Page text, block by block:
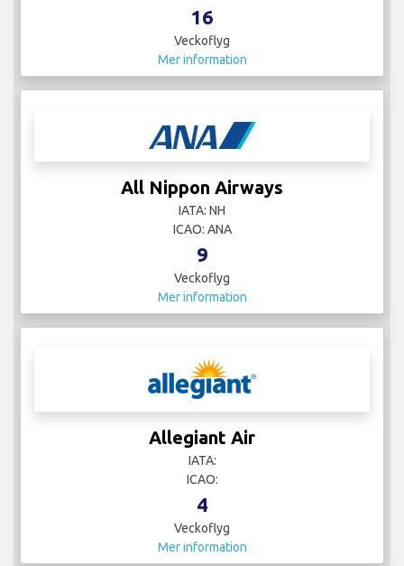
16
Veckoflyg
Mer information
All Nippon Airways
IATA: NH
ICAO: ANA
9
Veckoflyg
Mer information
Allegiant Air
IATA:
ICAO:
4
Veckoflyg
Mer information